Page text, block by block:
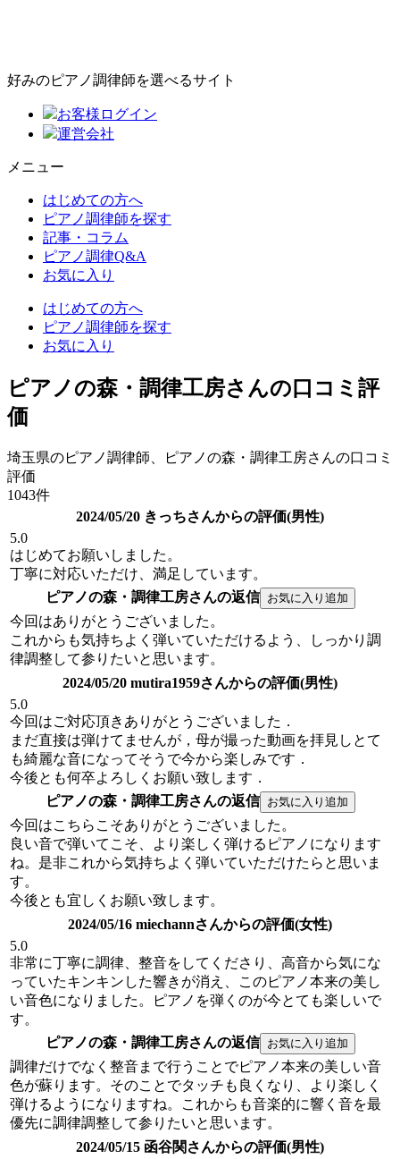
好みのピアノ調律師を選べるサイト
お客様ログイン
運営会社
メニュー
はじめての方へ
ピアノ調律師を探す
記事・コラム
ピアノ調律Q&A
お気に入り
はじめての方へ
ピアノ調律師を探す
お気に入り
ピアノの森・調律工房さんの口コミ評
価
埼玉県のピアノ調律師、ピアノの森・調律工房さんの口コミ
評価
1043件
2024/05/20 きっちさんからの評価(男性)
5.0
はじめてお願いしました。
丁寧に対応いただけ、満足しています。
ピアノの森・調律工房さんの返信
今回はありがとうございました。
これからも気持ちよく弾いていただけるよう、しっかり調
律調整して参りたいと思います。
2024/05/20 mutira1959さんからの評価(男性)
5.0
今回はご対応頂きありがとうございました．
まだ直接は弾けてませんが，母が撮った動画を拝見しとて
も綺麗な音になってそうで今から楽しみです．
今後とも何卒よろしくお願い致します．
ピアノの森・調律工房さんの返信
今回はこちらこそありがとうございました。
良い音で弾いてこそ、より楽しく弾けるピアノになります
ね。是非これから気持ちよく弾いていただけたらと思いま
す。
今後とも宜しくお願い致します。
2024/05/16 miechannさんからの評価(女性)
5.0
非常に丁寧に調律、整音をしてくださり、高音から気にな
っていたキンキンした響きが消え、このピアノ本来の美し
い音色になりました。ピアノを弾くのが今とても楽しいで
す。
ピアノの森・調律工房さんの返信
調律だけでなく整音まで行うことでピアノ本来の美しい音
色が蘇ります。そのことでタッチも良くなり、より楽しく
弾けるようになりますね。これからも音楽的に響く音を最
優先に調律調整して参りたいと思います。
2024/05/15 函谷関さんからの評価(男性)